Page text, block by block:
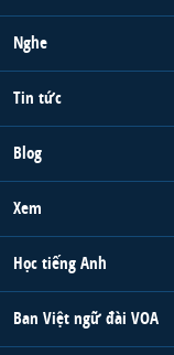
Nghe
Tin tức
Blog
Xem
Học tiếng Anh
Ban Việt ngữ đài VOA